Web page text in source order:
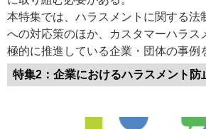
本特集では、ハラスメントに関する法
への対応策のほか、カスタマーハラス
極的に推進している企業・団体の事例
特集2：企業におけるハラスメント防